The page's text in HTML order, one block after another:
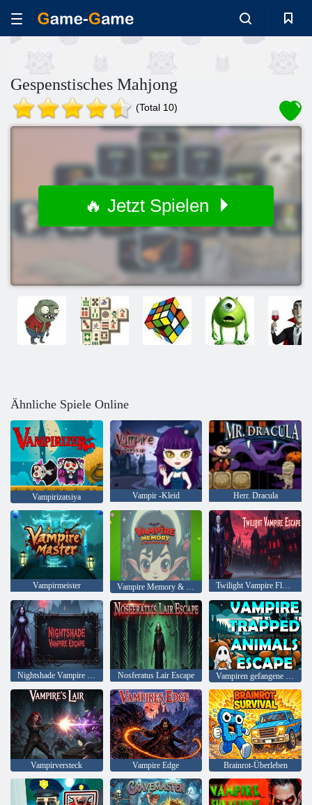
Gespenstisches Mahjong
(Total 10)
🔥 Jetzt Spielen
Ähnliche Spiele Online
Vampirizatsiya Vampir -Kleid Herr. Dracula
Vampirmeister Twilight Vampire Flucht
Nightshade Vampire Flucht Nosferatus Lair Escape Vampiren gefangene Tiere entkommen
Vampirversteck Vampire Edge Brainrot-Überleben